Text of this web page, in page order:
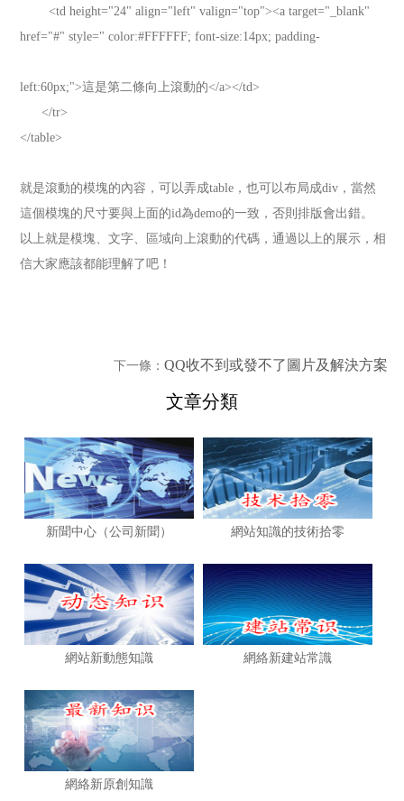
<td height="24" align="left" valign="top"><a target="_blank"
href="#" style=" color:#FFFFFF; font-size:14px; padding-
left:60px;">這是第二條向上滾動的</a></td>
</tr>
</table>
就是滾動的模塊的內容，可以弄成table，也可以布局成div，當然
這個模塊的尺寸要與上面的id為demo的一致，否則排版會出錯。
以上就是模塊、文字、區域向上滾動的代碼，通過以上的展示，相
信大家應該都能理解了吧！
下一條：QQ收不到或發不了圖片及解決方案
文章分類
新聞中心（公司新聞） 網站知識的技術拾零
網站新動態知識 網絡新建站常識
網絡新原創知識